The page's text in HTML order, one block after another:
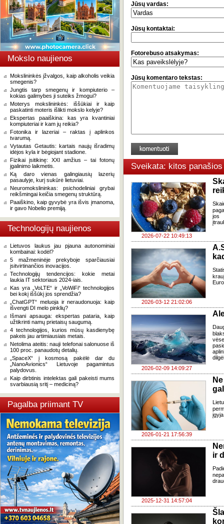
Mokslo naujienos
Mokslininkės įžvalgos, kaip alkoholis veikia
smegenis?
Jungtis tarp smegenų ir kompiuterio –
kokias galimybes ji suteiks žmogui?
Moterys mokslininkės: iššūkiai ir kaip
paskatinti moteris išlikti mokslo kelyje?
Ekspertas paaiškina: kas yra kvantiniai
kompiuteriai ir kam jų reikia?
Fotonika ir lazeriai – raktas į aplinkos
tvarumą.
Vytautas Getautis: kartais naujų išradimų
idėjos kyla ir bėgiojant stadione.
Fizikai įsitikinę: XXI amžius – tai fotonų
įgalinimo laikmetis.
Ką daro vienas galingiausių lazerių
pasaulyje, kurį sukūrė lietuviai.
Neuromokslininkas: psichodeliniai grybai
reikšmingai keičia smegenų struktūrą.
Paaiškino, kaip gyvybė yra išvis įmanoma,
ir gavo Nobelio premiją.
Technologijų naujienos
Lietuvos laukus jau pjauna autonominiai
kombainai: kodėl?
5 mažmeninėje prekyboje sparčiausiai
įsitvirtinančios inovacijos.
Technologijų tendencijos: kokie metai
laukia IT sektoriaus 2024-iais.
Kas yra „VoLTE“ ir „VoWiFi“ technologijos
bei kokį iššūkį jos sprendžia?
„ChatGPT“ meluoja ir neraudonuoja: kaip
išvengti DI melo pinklių?
Išmani apsauga: ekspertas pataria, kaip
užtikrinti namų prietaisų saugumą.
4 technologijos, kurios mūsų kasdienybę
pakeis jau artimiausiais metais.
Netolima ateitis: nauji telefonai salonuose iš
100 proc. panaudotų detalių.
„SpaceX“ į kosmosą pakėlė dar du
„NanoAvionics“ Lietuvoje pagamintus
palydovus.
Kaip dirbtinis intelektas gali pakeisti mums
svarbiausią sritį – mediciną?
Pagalba priimant TV
Jūsų vardas:
Jūsų kontaktai:
Fotorebuso atsakymas:
Jūsų komentaro tekstas:
Sveikata: kitos
2026-07-22 10:49:13
jos
2026-03-12 21:02:06
2026-02-09 14:09:27
2026-01-21 17:56:39
2025-12-31 14:57:04
ir